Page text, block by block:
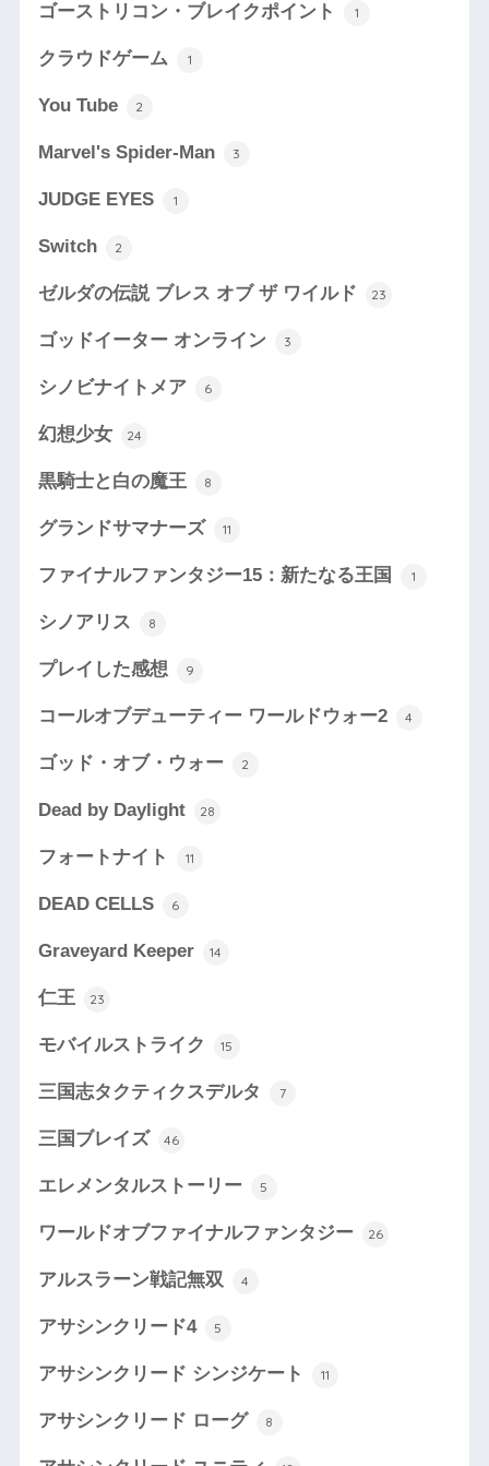
ゴーストリコン・ブレイクポイント 1
クラウドゲーム 1
You Tube 2
Marvel's Spider-Man 3
JUDGE EYES 1
Switch 2
ゼルダの伝説 ブレス オブ ザ ワイルド 23
ゴッドイーター オンライン 3
シノビナイトメア 6
幻想少女 24
黒騎士と白の魔王 8
グランドサマナーズ 11
ファイナルファンタジー15：新たなる王国 1
シノアリス 8
プレイした感想 9
コールオブデューティー ワールドウォー2 4
ゴッド・オブ・ウォー 2
Dead by Daylight 28
フォートナイト 11
DEAD CELLS 6
Graveyard Keeper 14
仁王 23
モバイルストライク 15
三国志タクティクスデルタ 7
三国ブレイズ 46
エレメンタルストーリー 5
ワールドオブファイナルファンタジー 26
アルスラーン戦記無双 4
アサシンクリード4 5
アサシンクリード シンジケート 11
アサシンクリード ローグ 8